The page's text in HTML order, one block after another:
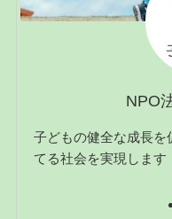
NPO
子どもの健全な成長
てる社会を実現します